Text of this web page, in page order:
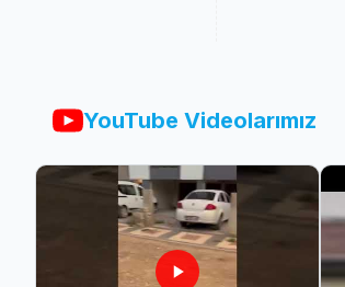
YouTube Videolarımız